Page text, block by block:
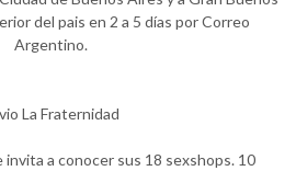
del pais en 2 a 5 días por Correo
Argentino.
La Fraternidad
invita a conocer sus 18 sexshops. 10